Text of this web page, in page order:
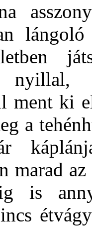
nyillal,
ment ki
a
marad az
is